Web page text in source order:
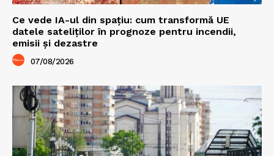
Ce vede IA-ul din spațiu: cum transformă UE
datele sateliților în prognoze pentru incendii,
emisii și dezastre
07/08/2026